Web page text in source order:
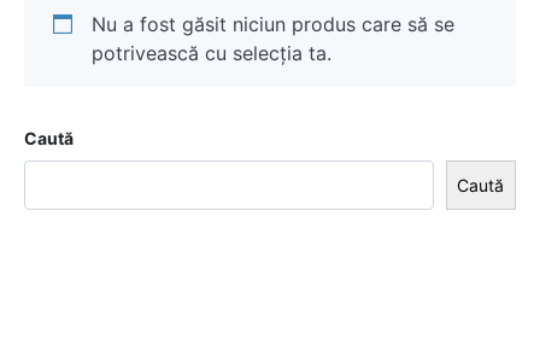
Nu a fost găsit niciun produs care să se
potrivească cu selecția ta.
Caută
Caută